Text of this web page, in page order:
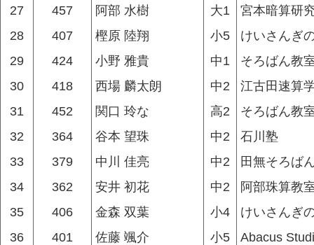
27
457 阿部 水樹 大1
宮本暗算研
28
407 樫原 陸翔 小5
けいさんぎ
29
424 小野 雅貴 中1
そろばん教
30
418 西場 麟太朗 中2
江古田速算
31
452 関口 玲な 高2
そろばん教
32
364 谷本 望珠 中2
石川塾
33
379 中川 佳亮 中2
田無そろば
34
362 安井 初花 中2
阿部珠算教
35
406 金森 双葉 小4
けいさんぎ
36
401 佐藤 颯介 小5
Abacus